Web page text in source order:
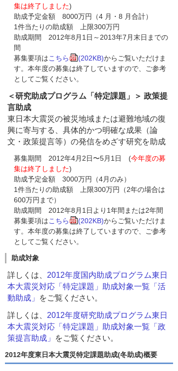
集は終了しました)
助成予定金額 8000万円（4 月・8 月合計）
1件当たりの助成額 上限300万円
助成期間 2012年8月1日～2013年7月末日までの
間
募集要項はこちら (202KB)からご覧いただけま
す。本年度の募集は終了していますので、ご参考
としてご覧ください。
＜研究助成プログラム「特定課題」＞ 政策提
言助成
東日本大震災の被災地域または避難地域の復
興に寄与する、具体的かつ明確な成果（論
文・政策提言等）の発信をめざす研究を助成
募集期間 2012年4月2日〜5月1日 (今年度の募
集は終了しました)
助成予定金額 3000万円（4月のみ）
1件当たりの助成額 上限300万円（2年の場合は
600万円まで）
助成期間 2012年8月1日より1年間または2年間
募集要項はこちら (202KB)からご覧いただけま
す。本年度の募集は終了していますので、ご参考
としてご覧ください。
助成対象
詳しくは、 2012年度国内助成プログラム東日
本大震災対応「特定課題」助成対象一覧「活
動助成」
をご覧ください。
詳しくは、 2012年度研究助成プログラム東日
本大震災対応「特定課題」助成対象一覧「政
策提言助成」
をご覧ください。
2012年度東日本大震災特定課題助成(冬助成)概要